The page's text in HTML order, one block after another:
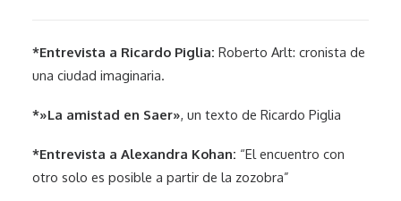
*Entrevista a Ricardo Piglia: Roberto Arlt: cronista de
una ciudad imaginaria.
*»La amistad en Saer», un texto de Ricardo Piglia
*Entrevista a Alexandra Kohan: “El encuentro con
otro solo es posible a partir de la zozobra”